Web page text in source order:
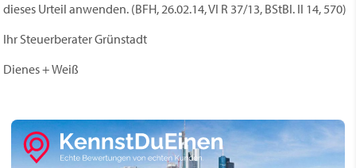
dieses Urteil anwenden. (BFH, 26.02.14, VI R 37/13, BStBl. II 14, 570)
Ihr Steuerberater Grünstadt
Dienes + Weiß